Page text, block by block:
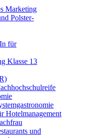
Marketing
Polster-
für
Klasse 13
Hotelmanagement
und